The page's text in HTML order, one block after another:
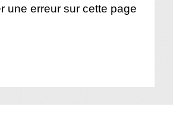
une erreur sur cette page